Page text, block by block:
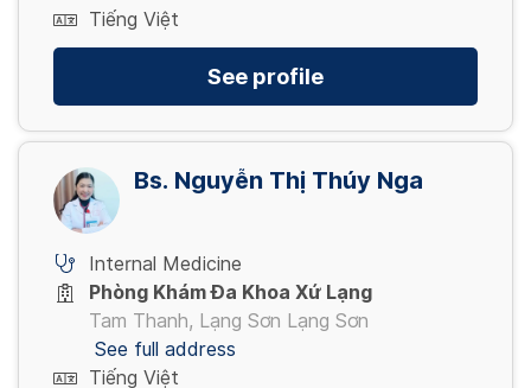
Tiếng Việt
See profile
Bs. Nguyễn Thị Thúy Nga
Internal Medicine
Phòng Khám Đa Khoa Xứ Lạng
Tam Thanh, Lạng Sơn Lạng Sơn
See full address
Tiếng Việt